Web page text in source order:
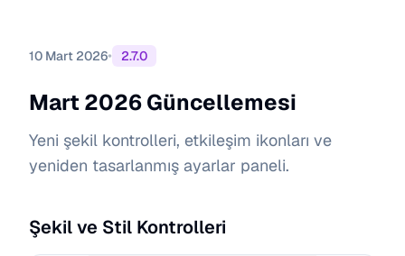
10 Mart 2026• 2.7.0
Mart 2026 Güncellemesi
Yeni şekil kontrolleri, etkileşim ikonları ve
yeniden tasarlanmış ayarlar paneli.
Şekil ve Stil Kontrolleri